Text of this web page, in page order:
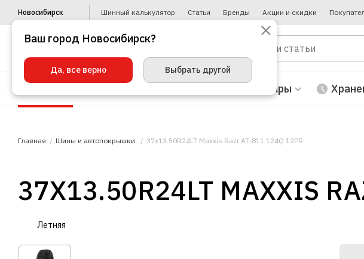
Новосибирск Шинный калькулятор Статьи Бренды Акции и скидки
Автотовары
Главная Шины и автопокрышки 37x13.50R24LT Maxxis Razr AT-811 124Q 12PR
37X13.50R24LT MAXXIS
Летняя
Ваш город Новосибирск?
Да, все верно Выбрать другой